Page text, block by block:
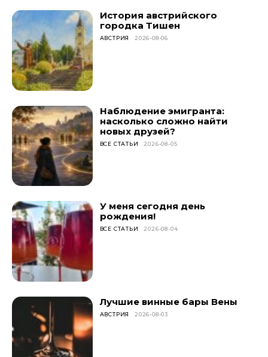
История австрийского
городка Тишен
АВСТРИЯ 2026-08-06
Наблюдение эмигранта:
насколько сложно найти
новых друзей?
ВСЕ СТАТЬИ 2026-08-05
У меня сегодня день
рождения!
ВСЕ СТАТЬИ 2026-08-04
Лучшие винные бары Вены
АВСТРИЯ 2026-08-03